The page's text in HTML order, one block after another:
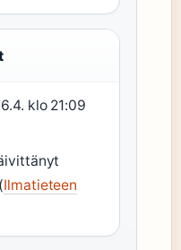
klo 21:09
Ilmatieteen